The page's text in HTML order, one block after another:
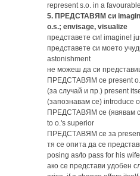
represent s.o. in a
5. ПРЕДСТАВЯМ си
o.s.; envisage, visualize
представете си! imagine!
представете си моето
astonishment
не можеш да си
ПРЕДСТАВЯМ се present
(за случай и пр.) present
(запознавам се) introduce
ПРЕДСТАВЯМ се (явявам
to o.'s superior
ПРЕДСТАВЯМ се за
тя се опита да се
posing as/to pass for his wife
ако се представи удобен